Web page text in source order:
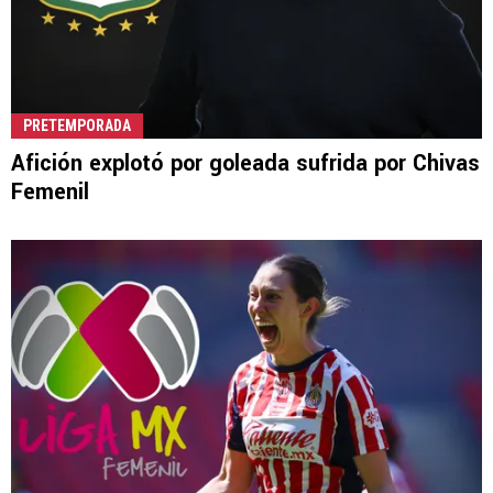
PRETEMPORADA
Afición explotó por goleada sufrida por Chivas
Femenil